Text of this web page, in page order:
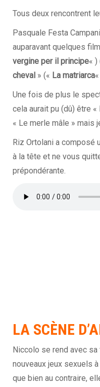
Tous deux rencontrent
Pasquale Festa
auparavant quelques
vergine per il principe« )
cheval » (« La matriarca
Une fois de plus le
cela aurait pu (dû) être
« Le merle mâle » mais
Riz Ortolani a composé
à la tête et ne vous
prépondérante.
LA SCÈNE
Niccolo se rend avec
nouveaux jeux sexuels
que bien au contraire,